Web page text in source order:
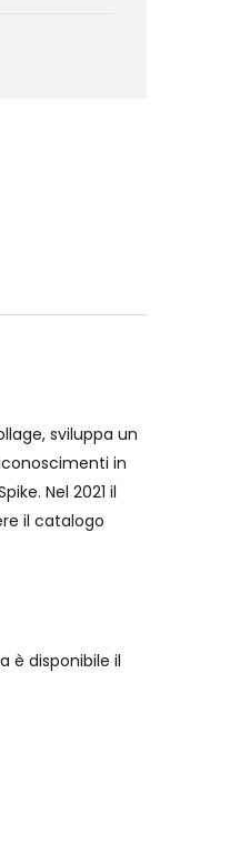
sviluppa un
in
Nel 2021 il
il catalogo
è disponibile il